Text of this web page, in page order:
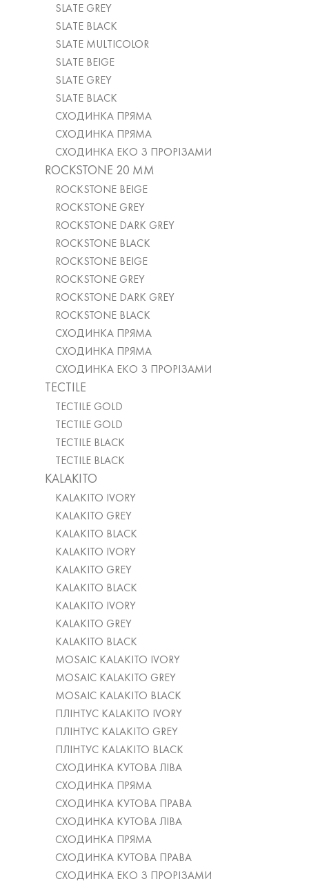
SLATE GREY
SLATE BLACK
SLATE MULTICOLOR
SLATE BEIGE
SLATE GREY
SLATE BLACK
СХОДИНКА ПРЯМА
СХОДИНКА ПРЯМА
СХОДИНКА ЕКО З ПРОРІЗАМИ
ROCKSTONE 20 MM
ROCKSTONE BEIGE
ROCKSTONE GREY
ROCKSTONE DARK GREY
ROCKSTONE BLACK
ROCKSTONE BEIGE
ROCKSTONE GREY
ROCKSTONE DARK GREY
ROCKSTONE BLACK
СХОДИНКА ПРЯМА
СХОДИНКА ПРЯМА
СХОДИНКА ЕКО З ПРОРІЗАМИ
TECTILE
TECTILE GOLD
TECTILE GOLD
TECTILE BLACK
TECTILE BLACK
KALAKITO
KALAKITO IVORY
KALAKITO GREY
KALAKITO BLACK
KALAKITO IVORY
KALAKITO GREY
KALAKITO BLACK
KALAKITO IVORY
KALAKITO GREY
KALAKITO BLACK
MOSAIC KALAKITO IVORY
MOSAIC KALAKITO GREY
MOSAIC KALAKITO BLACK
ПЛІНТУС KALAKITO IVORY
ПЛІНТУС KALAKITO GREY
ПЛІНТУС KALAKITO BLACK
СХОДИНКА КУТОВА ЛІВА
СХОДИНКА ПРЯМА
СХОДИНКА КУТОВА ПРАВА
СХОДИНКА КУТОВА ЛІВА
СХОДИНКА ПРЯМА
СХОДИНКА КУТОВА ПРАВА
СХОДИНКА ЕКО З ПРОРІЗАМИ